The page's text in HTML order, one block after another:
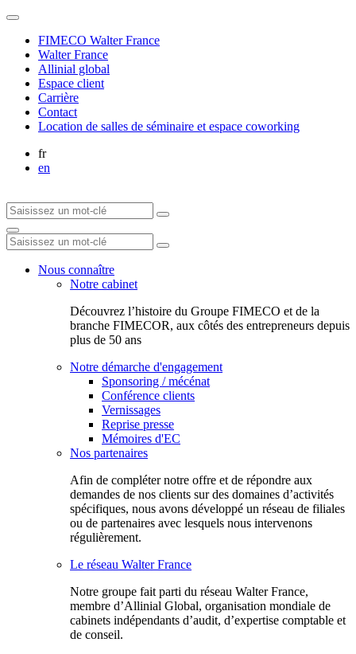
FIMECO Walter France
Walter France
Allinial global
Espace client
Carrière
Contact
Location de salles de séminaire et espace coworking
fr
en
Nous connaître
Notre cabinet
Découvrez l’histoire du Groupe FIMECO et de la
branche FIMECOR, aux côtés des entrepreneurs depuis
plus de 50 ans
Notre démarche d'engagement
Sponsoring / mécénat
Conférence clients
Vernissages
Reprise presse
Mémoires d'EC
Nos partenaires
Afin de compléter notre offre et de répondre aux
demandes de nos clients sur des domaines d’activités
spécifiques, nous avons développé un réseau de filiales
ou de partenaires avec lesquels nous intervenons
régulièrement.
Le réseau Walter France
Notr​e groupe fait parti du réseau Walter France,
membre d’Allinial Global, organisation mondiale de
cabinets indépendants d’audit, d’expertise comptable et
de conseil.